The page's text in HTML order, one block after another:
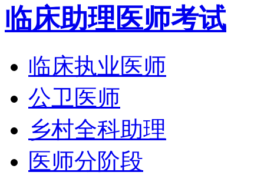
临床助理医师考试
临床执业医师
公卫医师
乡村全科助理
医师分阶段